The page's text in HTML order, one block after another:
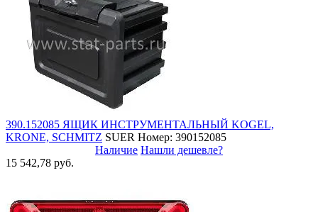
390.152085 ЯЩИК ИНСТРУМЕНТАЛЬНЫЙ KOGEL,
KRONE, SCHMITZ SUER Номер: 390152085
Наличие Нашли дешевле?
15 542,78 руб.